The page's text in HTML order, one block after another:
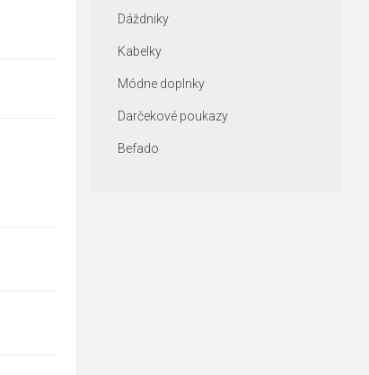
Dáždniky
Kabelky
Módne doplnky
Darčekové poukazy
Befado